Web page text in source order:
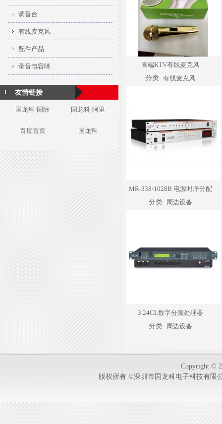
调音台
有线麦克风
配件产品
录音电容咪
友情链接
国龙科-国际 国龙科-阿里
百度首页 国龙科
高端KTV有线麦克风
分类:有线麦克风
MR-338/1028B 电源时序分配
器
分类: 周边设备
3.24CL数字分频处理器
分类: 周边设备
Copyright ©
版权所有 ©深圳市国龙科电子科技有限